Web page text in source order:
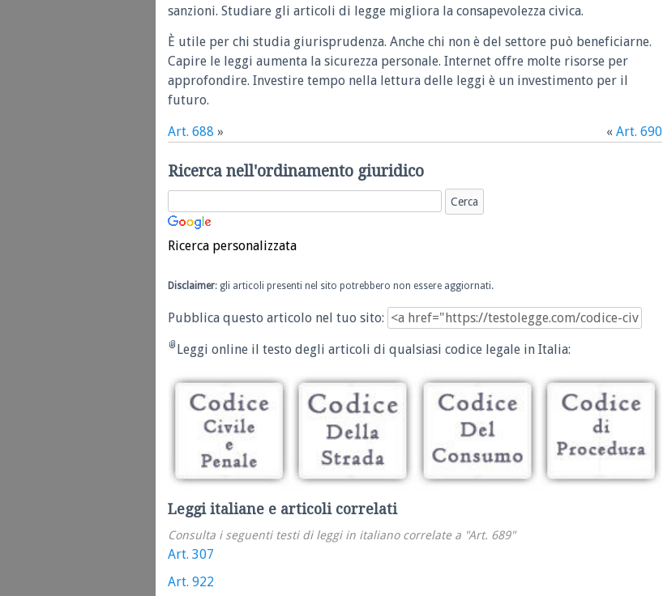
sanzioni. Studiare gli articoli di legge migliora la consapevolezza civica.
È utile per chi studia giurisprudenza. Anche chi non è del settore può beneficiarne.
Capire le leggi aumenta la sicurezza personale. Internet offre molte risorse per
approfondire. Investire tempo nella lettura delle leggi è un investimento per il
futuro.
Art. 688 » « Art. 690
Ricerca nell'ordinamento giuridico
Ricerca personalizzata
Disclaimer: gli articoli presenti nel sito potrebbero non essere aggiornati.
Pubblica questo articolo nel tuo sito:
Leggi online il testo degli articoli di qualsiasi codice legale in Italia:
Leggi italiane e articoli correlati
Consulta i seguenti testi di leggi in italiano correlate a "Art. 689"
Art. 307
Art. 922